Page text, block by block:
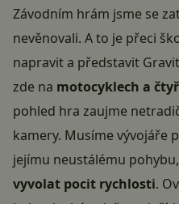
Závodním hrám jsme se
nevěnovali. A to je přeci
napravit a představit
zde na motocyklech a
pohled hra zaujme
kamery. Musíme vývojáře
jejímu neustálému
vyvolat pocit rychlosti.